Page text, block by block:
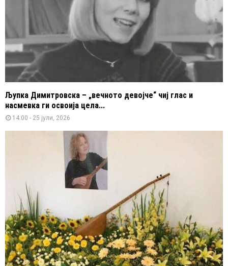
Љупка Димитровска – „вечното девојче“ чиј глас и
насмевка ги освоија цела...
14:00 - 25 јули, 2026